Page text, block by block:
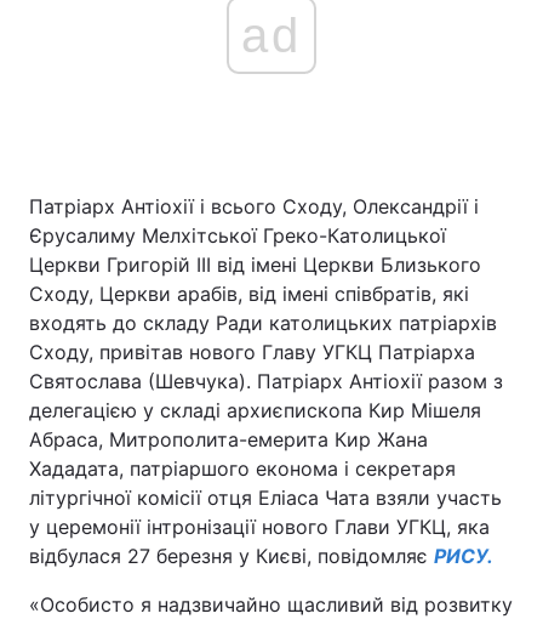
ad
Патріарх Антіохії і всього Сходу, Олександрії і
Єрусалиму Мелхітської Греко-Католицької
Церкви Григорій ІІІ від імені Церкви Близького
Сходу, Церкви арабів, від імені співбратів, які
входять до складу Ради католицьких патріархів
Сходу, привітав нового Главу УГКЦ Патріарха
Святослава (Шевчука). Патріарх Антіохії разом з
делегацією у складі архиєпископа Кир Мішеля
Абраса, Митрополита-емерита Кир Жана
Хададата, патріаршого економа і секретаря
літургічної комісії отця Еліаса Чата взяли участь
у церемонії інтронізації нового Глави УГКЦ, яка
відбулася 27 березня у Києві, повідомляє РИСУ.
«Особисто я надзвичайно щасливий від розвитку